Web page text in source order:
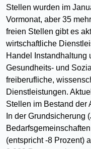
Stellen wurden im
Vormonat, aber 35
freien Stellen gibt es
wirtschaftliche
Handel Instandhaltung
Gesundheits- und
freiberufliche,
Dienstleistungen.
Stellen im Bestand der
In der Grundsicherung
(entspricht -8 Prozent)